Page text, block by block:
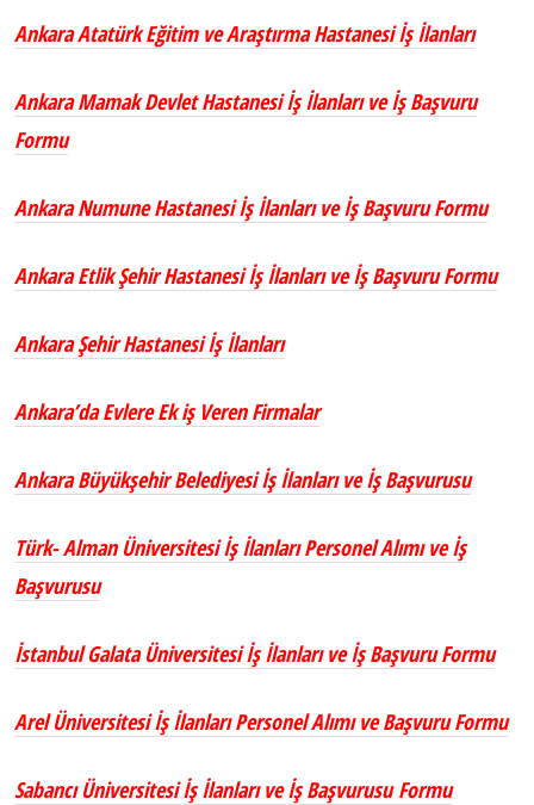
Ankara Atatürk Eğitim ve Araştırma Hastanesi İş İlanları
Ankara Mamak Devlet Hastanesi İş İlanları ve İş Başvuru
Formu
Ankara Numune Hastanesi İş İlanları ve İş Başvuru Formu
Ankara Etlik Şehir Hastanesi İş İlanları ve İş Başvuru Formu
Ankara Şehir Hastanesi İş İlanları
Ankara’da Evlere Ek iş Veren Firmalar
Ankara Büyükşehir Belediyesi İş İlanları ve İş Başvurusu
Türk- Alman Üniversitesi İş İlanları Personel Alımı ve İş
Başvurusu
İstanbul Galata Üniversitesi İş İlanları ve İş Başvuru Formu
Arel Üniversitesi İş İlanları Personel Alımı ve Başvuru Formu
Sabancı Üniversitesi İş İlanları ve İş Başvurusu Formu